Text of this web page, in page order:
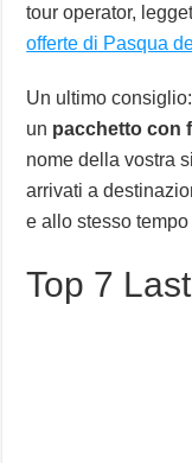
tour operator,
offerte di Pasqua
Un ultimo
un pacchetto con
nome della vostra
arrivati a
e allo stesso
Top 7